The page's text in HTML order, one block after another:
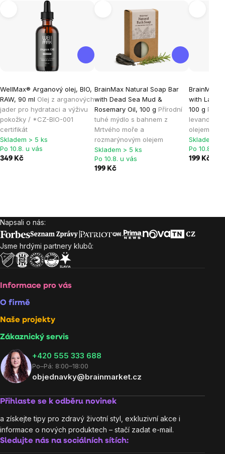
WellMax® Arganový olej, BIO,
RAW, 90 ml Olej z arganových
jader pro hydrataci a výživu
pokožky / *CZ-BIO-001
certifikát
Skladem > 5 ks
Po 10.8. u vás
349 Kč
BrainMax Natural Soap Bar
with Dead Sea Mud &
Rosemary Oil, 100 g Přírodní
tuhé mýdlo s bahnem z
Mrtvého moře a
rozmarýnovým olejem
Skladem > 5 ks
Po 10.8. u vás
199 Kč
BrainMax
with
100 g
levandulí
olejem
Skladem >
Po 10.8. u
199 Kč
Zápatí
Napsali o nás:
Jsme hrdými partnery klubů:
Informace pro vás
O firmě
Naše projekty
Zákaznický servis
‭+420 555 333 688
Po–Pá: 8:00–18:00
objednavky@brainmarket.cz
Přihlaste se k odběru novinek
a získejte tipy pro zdravý životní styl, exkluzivní akce i
informace o nových produktech – stačí zadat e-mail.
Sledujte nás na sociálních sítích: